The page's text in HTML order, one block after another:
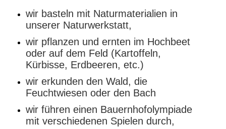
wir basteln mit Naturmaterialien in
unserer Naturwerkstatt,
wir pflanzen und ernten im Hochbeet
oder auf dem Feld (Kartoffeln,
Kürbisse, Erdbeeren, etc.)
wir erkunden den Wald, die
Feuchtwiesen oder den Bach
wir führen einen Bauernhofolympiade
mit verschiedenen Spielen durch,